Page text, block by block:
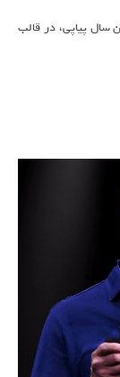
سال پیاپی، در قالب